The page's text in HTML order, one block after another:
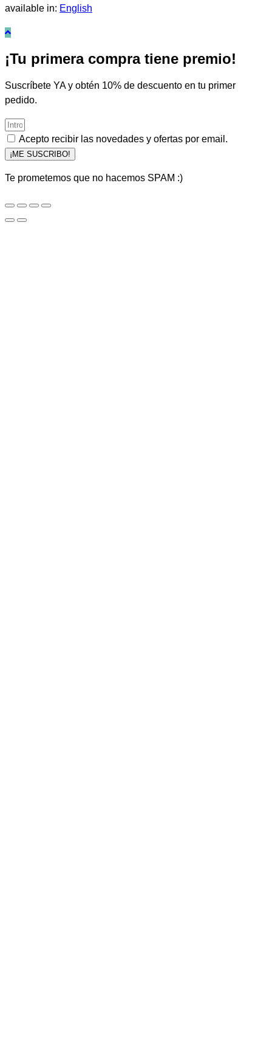
available in: English
¡Tu primera compra tiene premio!
Suscríbete YA y obtén 10% de descuento en tu primer
pedido.
Acepto recibir las novedades y ofertas por email.
¡ME SUSCRIBO!
Te prometemos que no hacemos SPAM :)